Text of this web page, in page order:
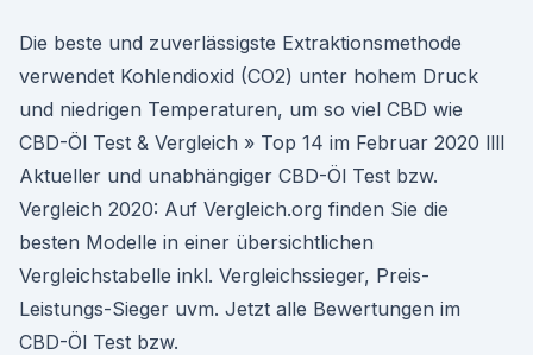
Die beste und zuverlässigste Extraktionsmethode
verwendet Kohlendioxid (CO2) unter hohem Druck
und niedrigen Temperaturen, um so viel CBD wie
CBD-Öl Test & Vergleich » Top 14 im Februar 2020 llll
Aktueller und unabhängiger CBD-Öl Test bzw.
Vergleich 2020: Auf Vergleich.org finden Sie die
besten Modelle in einer übersichtlichen
Vergleichstabelle inkl. Vergleichssieger, Preis-
Leistungs-Sieger uvm. Jetzt alle Bewertungen im
CBD-Öl Test bzw.